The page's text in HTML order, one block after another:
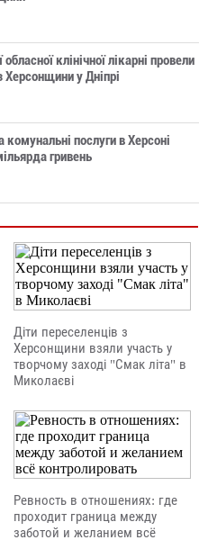
клінічної лікарні провели
у Дніпрі
комунальні послуги в Херсоні
гривень
Діти переселенців з
Херсонщини взяли участь у
творчому заході "Смак літа" в
Миколаєві
Ревность в отношениях: где
проходит граница между
заботой и желанием всё